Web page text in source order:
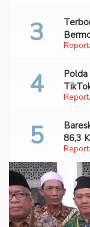
Polda
86,3
Diburu